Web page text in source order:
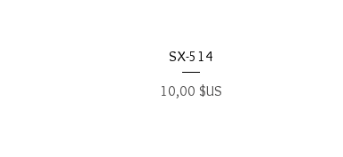
Aperçu rapide
SX-514
Prix
10,00 $US